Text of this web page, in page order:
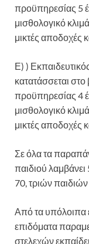
προϋπηρεσίας 5
μισθολογικό
μικτές αποδοχές
Ε) )
κατατάσσεται
προϋπηρεσίας 4
μισθολογικό
μικτές αποδοχές
Σε όλα τα
παιδιού
70, τριών
Από τα υπόλοιπα
επιδόματα
στελεχών